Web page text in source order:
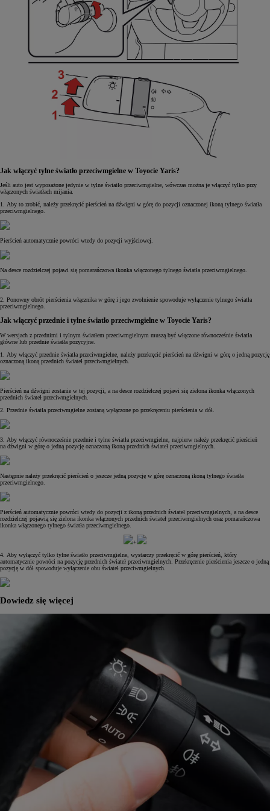
Jak włączyć tylne światło przeciwmgielne w Toyocie Yaris?
Jeśli auto jest wyposażone jedynie w tylne światło przeciwmgielne, wówczas można je włączyć tylko przy
włączonych światłach mijania.
1. Aby to zrobić, należy przekręcić pierścień na dźwigni w górę do pozycji oznaczonej ikoną tylnego światła
przeciwmgielnego.
Pierścień automatycznie powróci wtedy do pozycji wyjściowej.
Na desce rozdzielczej pojawi się pomarańczowa ikonka włączonego tylnego światła przeciwmgielnego.
2. Ponowny obrót pierścienia włącznika w górę i jego zwolnienie spowoduje wyłączenie tylnego światła
przeciwmgielnego.
Jak włączyć przednie i tylne światło przeciwmgielne w Toyocie Yaris?
W wersjach z przednimi i tylnym światłem przeciwmgielnym muszą być włączone równocześnie światła
główne lub przednie światła pozycyjne.
1. Aby włączyć przednie światła przeciwmgielne, należy przekręcić pierścień na dźwigni w górę o jedną pozycję
oznaczoną ikoną przednich świateł przeciwmgielnych.
Pierścień na dźwigni zostanie w tej pozycji, a na desce rozdzielczej pojawi się zielona ikonka włączonych
przednich świateł przeciwmgielnych.
2. Przednie światła przeciwmgielne zostaną wyłączone po przekręceniu pierścienia w dół.
3. Aby włączyć równocześnie przednie i tylne światła przeciwmgielne, najpierw należy przekręcić pierścień
na dźwigni w górę o jedną pozycję oznaczoną ikoną przednich świateł przeciwmgielnych.
Następnie należy przekręcić pierścień o jeszcze jedną pozycję w górę oznaczoną ikoną tylnego światła
przeciwmgielnego.
Pierścień automatycznie powróci wtedy do pozycji z ikoną przednich świateł przeciwmgielnych, a na desce
rozdzielczej pojawią się zielona ikonka włączonych przednich świateł przeciwmgielnych oraz pomarańczowa
ikonka włączonego tylnego światła przeciwmgielnego.
+
4. Aby wyłączyć tylko tylne światło przeciwmgielne, wystarczy przekręcić w górę pierścień, który
automatycznie powróci na pozycję przednich świateł przeciwmgielnych. Przekręcenie pierścienia jeszcze o jedną
pozycję w dół spowoduje wyłączenie obu świateł przeciwmgielnych.
Dowiedz się więcej